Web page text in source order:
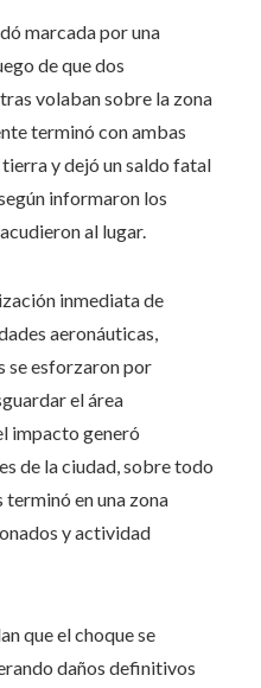
marcada por una
de que dos
volaban sobre la zona
terminó con ambas
y dejó un saldo fatal
informaron los
al lugar.
inmediata de
aeronáuticas,
se esforzaron por
el área
impacto generó
de la ciudad, sobre todo
terminó en una zona
y actividad
que el choque se
daños definitivos